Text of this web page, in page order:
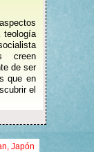
creen
de ser
que en
el
Japón